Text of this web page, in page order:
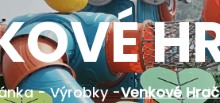
- Výrobky -Venkové